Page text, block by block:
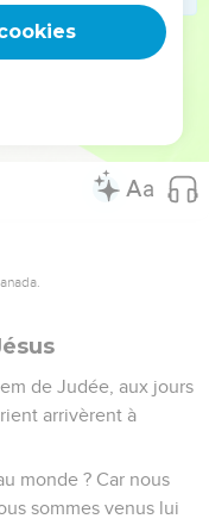
fit comme
et prit sa femme
de Judée, aux jours
arrivèrent à
monde ? Car nous
sommes venus lui